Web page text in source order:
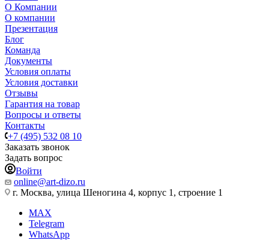
О Компании
О компании
Презентация
Блог
Команда
Документы
Условия оплаты
Условия доставки
Отзывы
Гарантия на товар
Вопросы и ответы
Контакты
+7 (495) 532 08 10
Заказать звонок
Задать вопрос
Войти
online@art-dizo.ru
г. Москва, улица Шеногина 4, корпус 1, строение 1
MAX
Telegram
WhatsApp